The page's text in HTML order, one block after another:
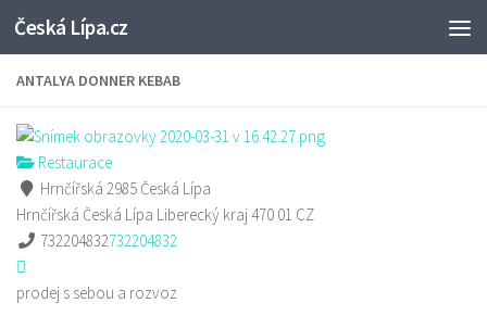
Skip to content
Česká Lípa.cz
ANTALYA DONNER KEBAB
Restaurace
Hrnčířská 2985 Česká Lípa
Hrnčířská Česká Lípa Liberecký kraj470 01 CZ
732204832732204832
prodej s sebou a rozvoz